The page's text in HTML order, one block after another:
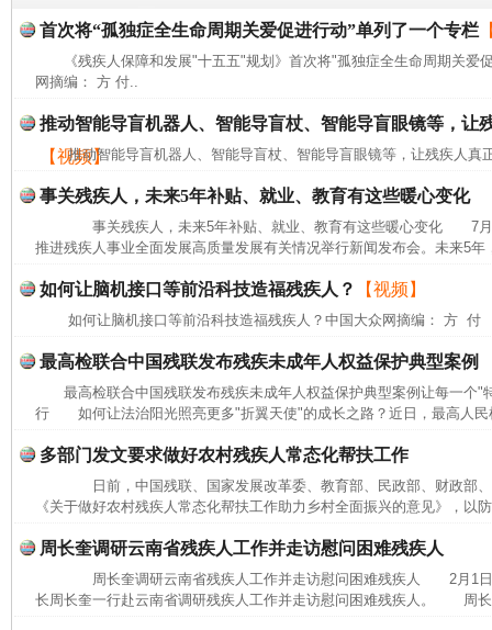
首次将“孤独症全生命周期关爱促进行动”单列了一个专栏
《残疾人保障和发展"十五五"规划》首次将"孤独症全生命周期关爱
网摘编： 方 付..
推动智能导盲机器人、智能导盲杖、智能导盲眼镜等，让
【视频】
推动智能导盲机器人、智能导盲杖、智能导盲眼镜等，让残疾人真
事关残疾人，未来5年补贴、就业、教育有这些暖心变化
事关残疾人，未来5年补贴、就业、教育有这些暖心变化 7月
推进残疾人事业全面发展高质量发展有关情况举行新闻发布会。未来5年
如何让脑机接口等前沿科技造福残疾人？ 【视频】
如何让脑机接口等前沿科技造福残疾人？中国大众网摘编： 方 付
最高检联合中国残联发布残疾未成年人权益保护典型案例
最高检联合中国残联发布残疾未成年人权益保护典型案例让每一个"
行 如何让法治阳光照亮更多"折翼天使"的成长之路？近日，最高人民
多部门发文要求做好农村残疾人常态化帮扶工作
日前，中国残联、国家发展改革委、教育部、民政部、财政部
《关于做好农村残疾人常态化帮扶工作助力乡村全面振兴的意见》，以
周长奎调研云南省残疾人工作并走访慰问困难残疾人
周长奎调研云南省残疾人工作并走访慰问困难残疾人 2月1日
长周长奎一行赴云南省调研残疾人工作并走访慰问困难残疾人。 周
完善运行机制助力责任有效落实